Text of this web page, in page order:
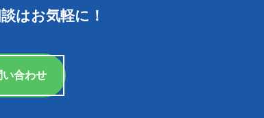
はお気軽に！
い合わせ